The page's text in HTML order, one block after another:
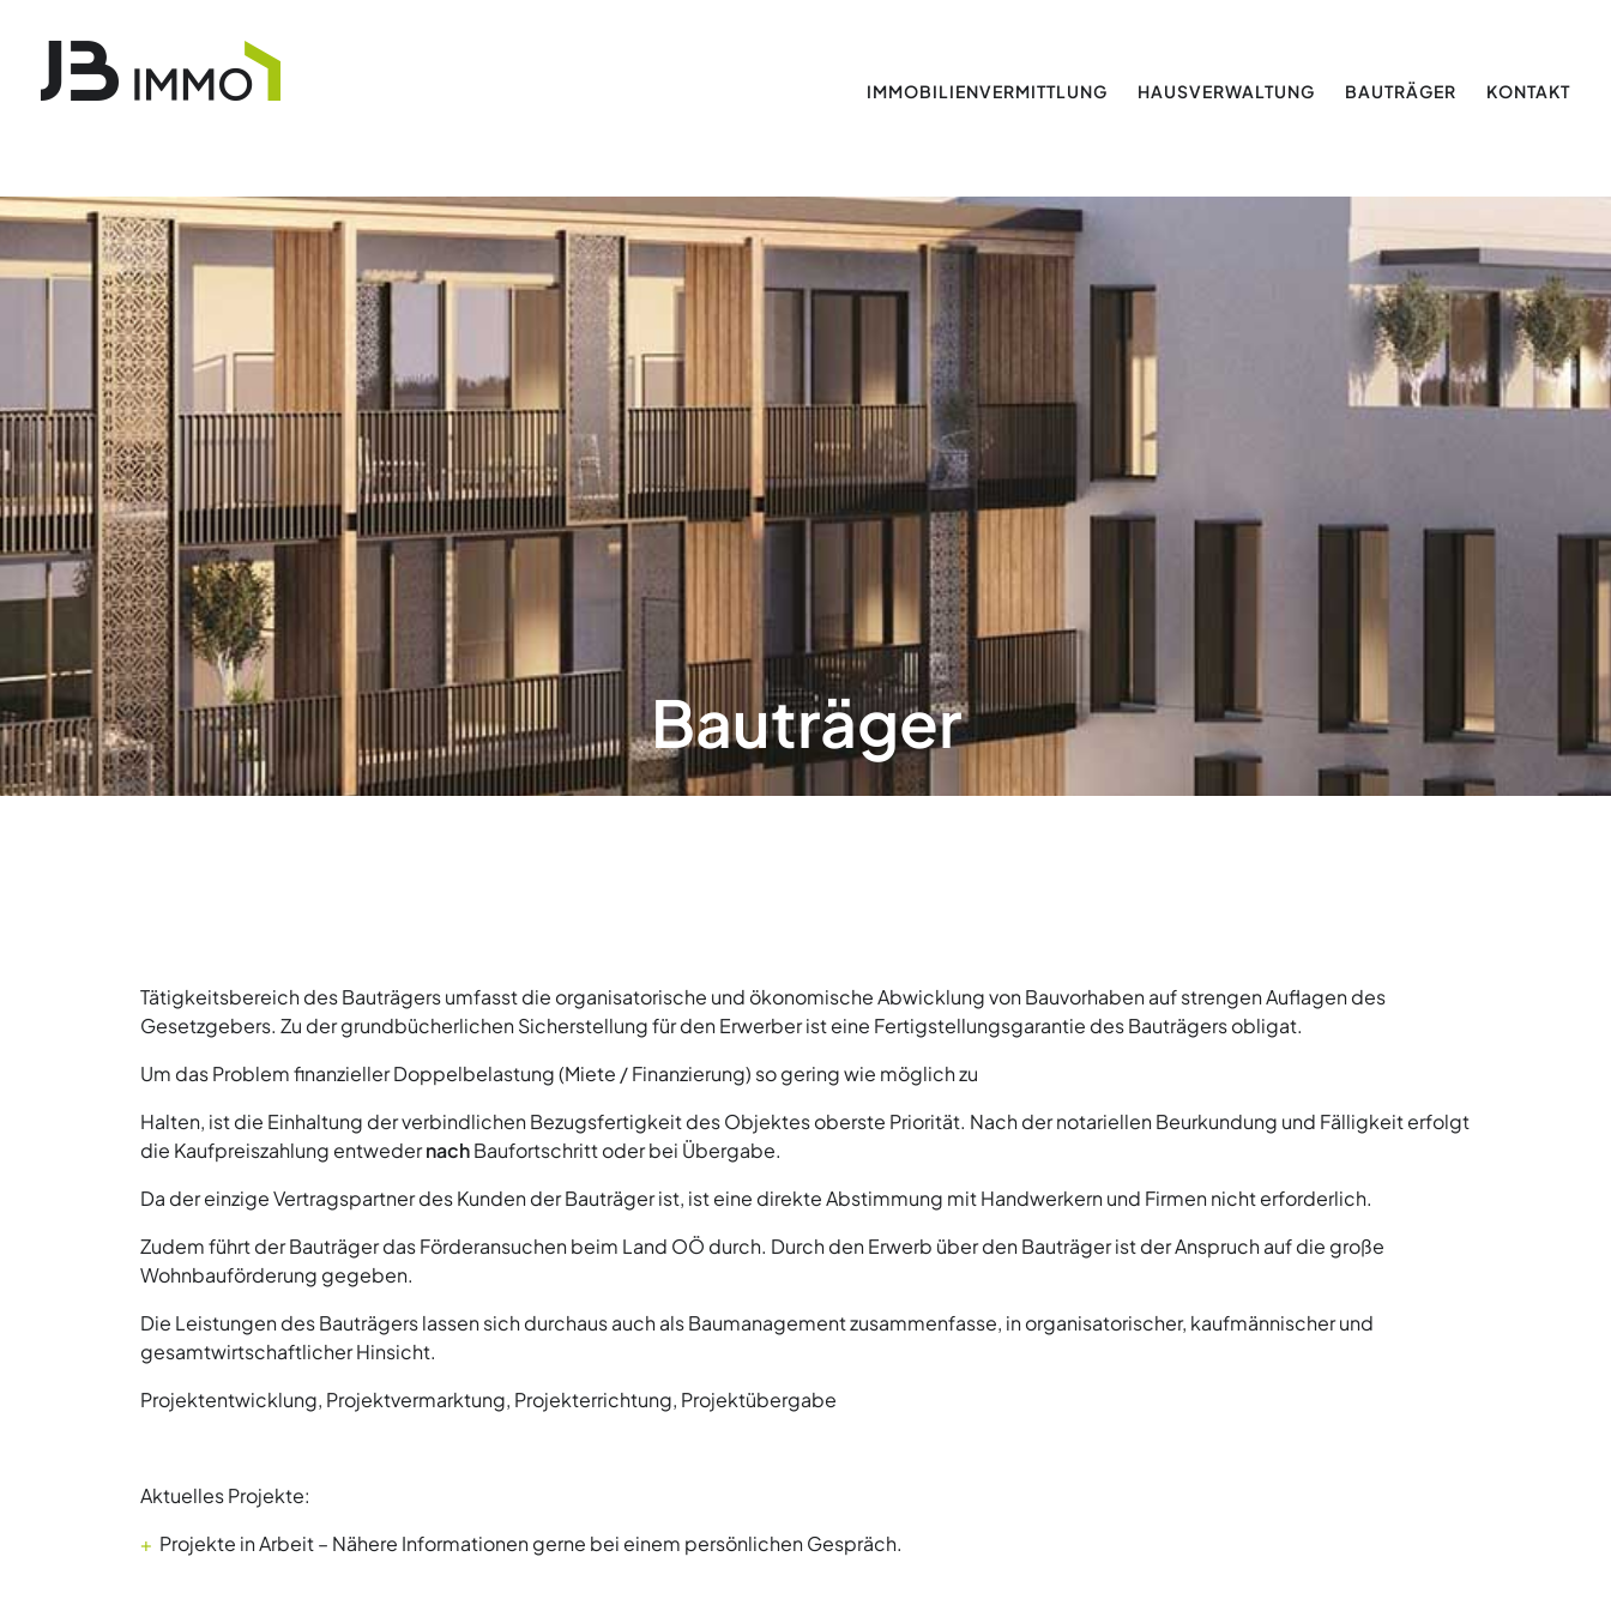
IMMOBILIEN­VERMITTLUNG HAUS­VERWALTUNG BAUTRÄGER KONTAKT
Bauträger
Tätigkeitsbereich des Bauträgers umfasst die organisatorische und ökonomische Abwicklung von Bauvorhaben auf strengen Auflagen des
Gesetzgebers. Zu der grundbücherlichen Sicherstellung für den Erwerber ist eine Fertigstellungsgarantie des Bauträgers obligat.
Um das Problem finanzieller Doppelbelastung (Miete / Finanzierung) so gering wie möglich zu
Halten, ist die Einhaltung der verbindlichen Bezugsfertigkeit des Objektes oberste Priorität. Nach der notariellen Beurkundung und Fälligkeit erfolgt
die Kaufpreiszahlung entwedernachBaufortschritt oder bei Übergabe.
Da der einzige Vertragspartner des Kunden der Bauträger ist, ist eine direkte Abstimmung mit Handwerkern und Firmen nicht erforderlich.
Zudem führt der Bauträger das Förderansuchen beim Land OÖ durch. Durch den Erwerb über den Bauträger ist der Anspruch auf die große
Wohnbauförderung gegeben.
Die Leistungen des Bauträgers lassen sich durchaus auch als Baumanagement zusammenfasse, in organisatorischer, kaufmännischer und
gesamtwirtschaftlicher Hinsicht.
Projektentwicklung, Projektvermarktung, Projekterrichtung, Projektübergabe
Aktuelles Projekte:
Projekte in Arbeit – Nähere Informationen gerne bei einem persönlichen Gespräch.